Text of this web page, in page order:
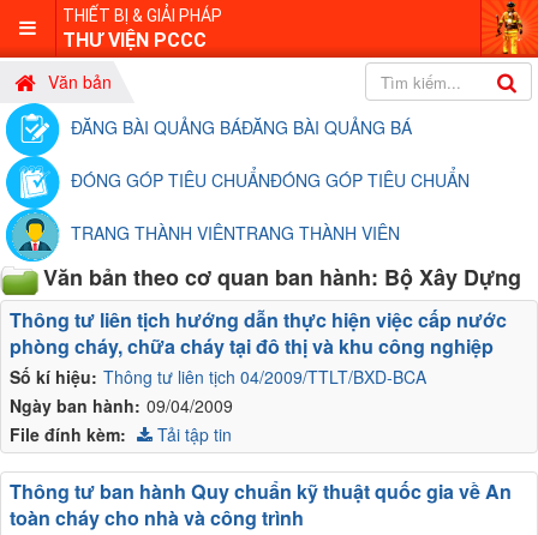
THIẾT BỊ & GIẢI PHÁP
THƯ VIỆN PCCC
Văn bản
ĐĂNG BÀI QUẢNG BÁĐĂNG BÀI QUẢNG BÁ
ĐÓNG GÓP TIÊU CHUẨNĐÓNG GÓP TIÊU CHUẨN
TRANG THÀNH VIÊNTRANG THÀNH VIÊN
Văn bản theo cơ quan ban hành: Bộ Xây Dựng
Số kí hiệu: Thông tư liên tịch 04/2009/TTLT/BXD-BCA
Ngày ban hành: 09/04/2009
Thông tư liên tịch hướng dẫn thực hiện việc cấp nước
phòng cháy, chữa cháy tại đô thị và khu công nghiệp
File đính kèm: Tải tập tin
Thông tư ban hành Quy chuẩn kỹ thuật quốc gia về An
toàn cháy cho nhà và công trình